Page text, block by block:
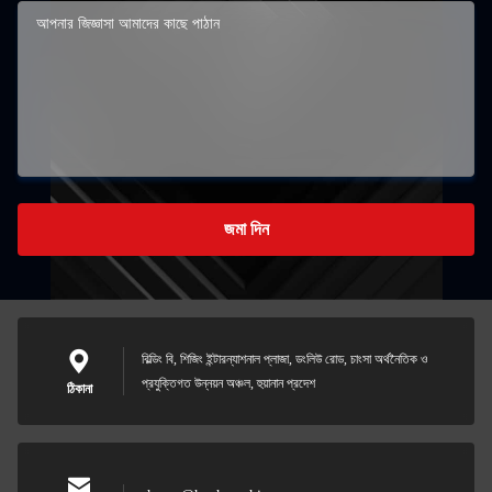
জমা দিন
ঠিকানা
বিল্ডিং বি, শিজিং ইন্টারন্যাশনাল প্লাজা, ডংলিউ রোড, চাংসা অর্থনৈতিক ও
প্রযুক্তিগত উন্নয়ন অঞ্চল, হুয়ানান প্রদেশ